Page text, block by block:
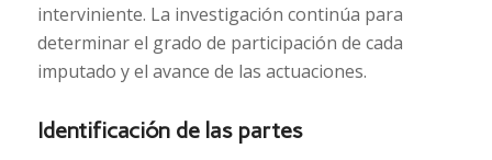
interviniente. La investigación continúa para
determinar el grado de participación de cada
imputado y el avance de las actuaciones.
Identificación de las partes